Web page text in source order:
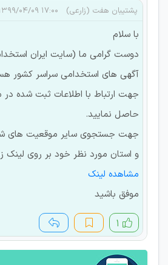
پشتیبان هفت (زارعی) ۱۷:۰۰ ۱۳۹۹/۰۴/۰۹
با سلام
دوست گرامی ما (سایت ایران
آگهی های استخدامی سراسر کشور
جهت ارتباط با اطلاعات ثبت شده
حاصل نمایید.
جهت جستجوی سایر موقعیت های
و استان مورد نظر خود بر روی لینک
مشاهده لینک
موفق باشید
۱